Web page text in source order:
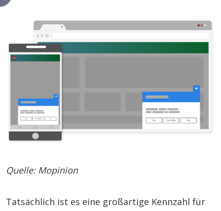
Quelle: Mopinion
Tatsächlich ist es eine großartige Kennzahl für